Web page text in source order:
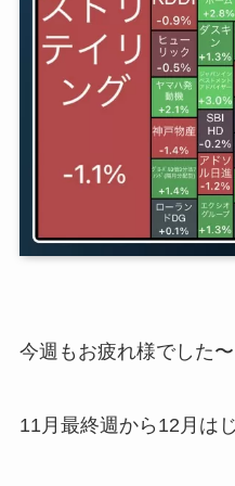
今週もお疲れ様でした〜
11月最終週から12月は